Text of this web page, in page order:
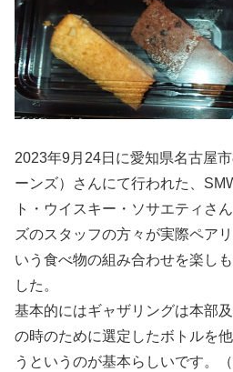
2023年9月24日に愛知県名古屋
ーンズ）さんにて行われた、
ト・ウイスキー・ソサエティさ
ズのスタッフの方々が実際ペア
いう食べ物の組み合わせを楽し
した。
基本的にはギャザリングは本部
の時のために選定したボトルを
うというのが基本らしいです。